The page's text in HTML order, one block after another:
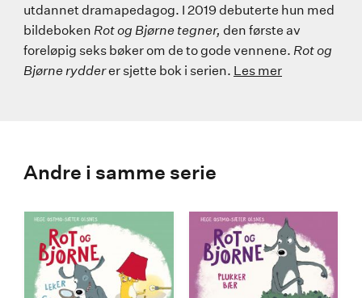
utdannet dramapedagog. I 2019 debuterte hun med
bildeboken Rot og Bjørne tegner, den første av
foreløpig seks bøker om de to gode vennene. Rot og
Bjørne rydderer sjette bok i serien. Les mer
Andre i samme serie